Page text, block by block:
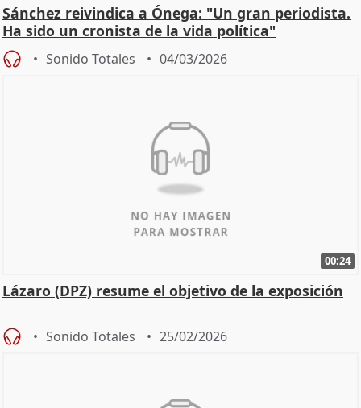
Sánchez reivindica a Ónega: "Un gran periodista.
Ha sido un cronista de la vida política"
Sonido Totales 04/03/2026
00:24
Lázaro (DPZ) resume el objetivo de la exposición
Sonido Totales 25/02/2026